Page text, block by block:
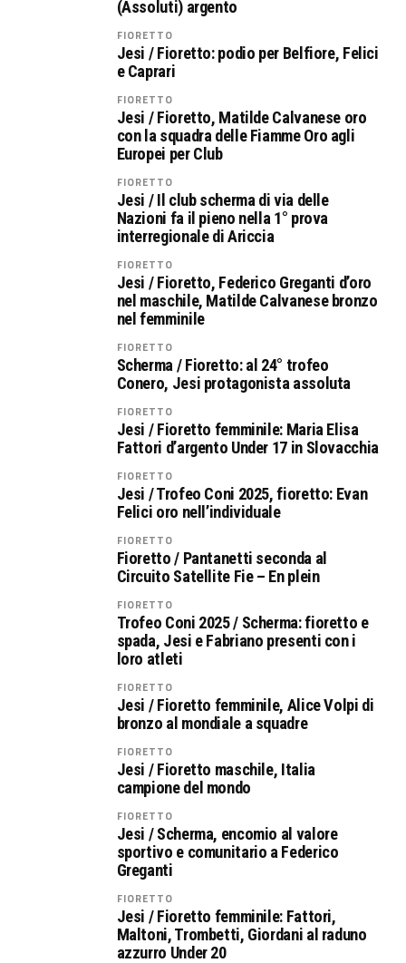
(Assoluti) argento
FIORETTO
Jesi / Fioretto: podio per Belfiore, Felici
e Caprari
FIORETTO
Jesi / Fioretto, Matilde Calvanese oro
con la squadra delle Fiamme Oro agli
Europei per Club
FIORETTO
Jesi / Il club scherma di via delle
Nazioni fa il pieno nella 1° prova
interregionale di Ariccia
FIORETTO
Jesi / Fioretto, Federico Greganti d’oro
nel maschile, Matilde Calvanese bronzo
nel femminile
FIORETTO
Scherma / Fioretto: al 24° trofeo
Conero, Jesi protagonista assoluta
FIORETTO
Jesi / Fioretto femminile: Maria Elisa
Fattori d’argento Under 17 in Slovacchia
FIORETTO
Jesi / Trofeo Coni 2025, fioretto: Evan
Felici oro nell’individuale
FIORETTO
Fioretto / Pantanetti seconda al
Circuito Satellite Fie – En plein
FIORETTO
Trofeo Coni 2025 / Scherma: fioretto e
spada, Jesi e Fabriano presenti con i
loro atleti
FIORETTO
Jesi / Fioretto femminile, Alice Volpi di
bronzo al mondiale a squadre
FIORETTO
Jesi / Fioretto maschile, Italia
campione del mondo
FIORETTO
Jesi / Scherma, encomio al valore
sportivo e comunitario a Federico
Greganti
FIORETTO
Jesi / Fioretto femminile: Fattori,
Maltoni, Trombetti, Giordani al raduno
azzurro Under 20